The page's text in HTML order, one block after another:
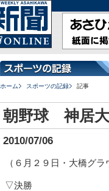
ホーム スポーツの記録 記事
朝野球 神居大
2010/07/06
（６月２９日・大橋グラ
▽決勝